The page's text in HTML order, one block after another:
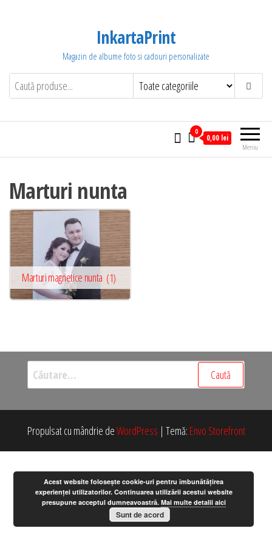
InkartaPrint
Magazin de albume foto si cadouri personalizate
Meniu
0
0,00 lei
Marturi nunta
Marturi magnetice nunta (1)
Caută
după:
Propulsat cu mândrie deWordPress | Temă: Envo Storefront
Acest website folosește cookie-uri pentru îmbunătățirea
experienței utilizatorilor. Continuarea utilizării acestui website
presupune acceptul dumneavoastră. Mai multe detalii aici
Sunt de acord